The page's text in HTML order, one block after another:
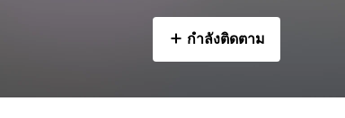
กำลังติดตาม